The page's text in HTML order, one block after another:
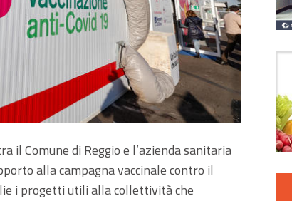
il Comune di Reggio e l’azienda sanitaria
alla campagna vaccinale contro il
i progetti utili alla collettività che